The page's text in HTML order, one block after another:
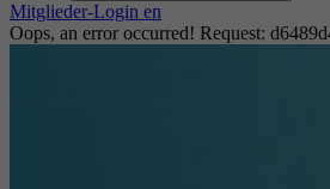
Mitglieder-Login en
Oops, an error occurred! Request: